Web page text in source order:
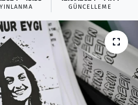
GÜNCELLEME